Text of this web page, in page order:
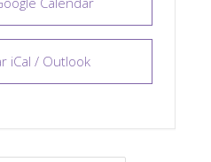
iCal / Outlook